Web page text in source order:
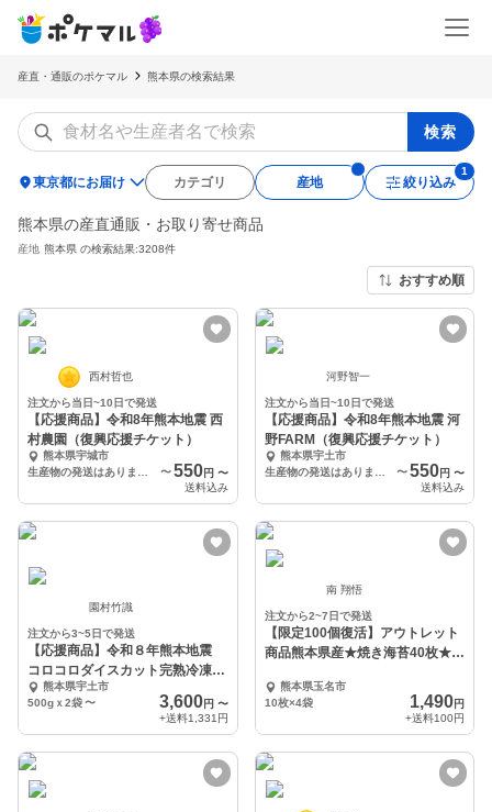
産直・通販のポケマル 熊本県の検索結果
検索
location_on東京都にお届け カテゴリ 産地 絞り込み
熊本県の産直通販・お取り寄せ商品
産地 熊本県 の検索結果:3208件
おすすめ順
西村哲也
注文から当日~10日で発送
【応援商品】令和8年熊本地震 西
村農園（復興応援チケット）
熊本県宇城市
〜 550円 〜
送料込み
河野智一
注文から当日~10日で発送
【応援商品】令和8年熊本地震 河
野FARM（復興応援チケット）
熊本県宇土市
〜550円 〜
送料込み
園村竹識
注文から3~5日で発送
【応援商品】令和８年熊本地震
コロコロダイスカット完熟冷凍い
ちご「ぷち苺」1kg
熊本県宇土市
500gｘ2袋〜 3,600円 〜
+送料1,331円
南 翔悟
注文から2~7日で発送
【限定100個復活】アウトレット
商品熊本県産★焼き海苔40枚★訳
熊本県玉名市
10枚×4袋
1,490円
+送料100円